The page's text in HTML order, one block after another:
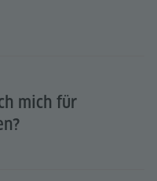
mich für